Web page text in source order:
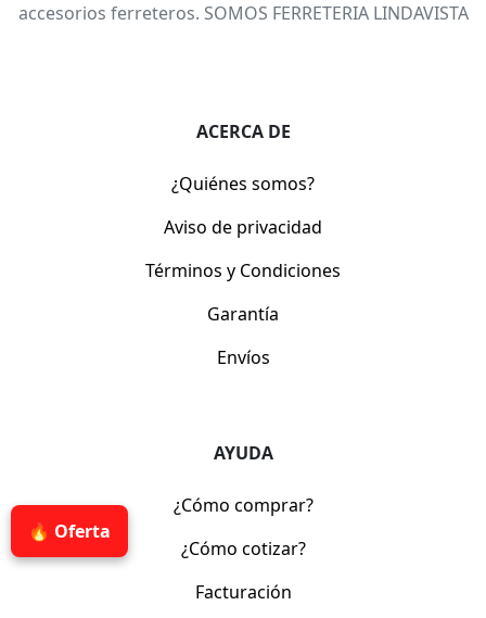
🔥 Oferta
accesorios ferreteros. SOMOS FERRETERIA LINDAVISTA
ACERCA DE
¿Quiénes somos?
Aviso de privacidad
Términos y Condiciones
Garantía
Envíos
AYUDA
¿Cómo comprar?
¿Cómo cotizar?
Facturación